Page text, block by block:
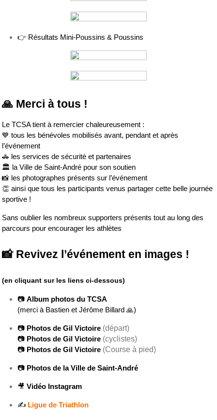
👉 Résultats Mini-Poussins & Poussins
🙏 Merci à tous !
Le TCSA tient à remercier chaleureusement :
💙 tous les bénévoles mobilisés avant, pendant et après
l’événement
🚓 les services de sécurité et partenaires
🏛️ la Ville de Saint-André pour son soutien
📸 les photographes présents sur l’événement
👏 ainsi que tous les participants venus partager cette belle journée
sportive !
Sans oublier les nombreux supporters présents tout au long des
parcours pour encourager les athlètes
📸 Revivez l’événement en images !
(en cliquant sur les liens ci-dessous)
📷 Album photos du TCSA
(merci à Bastien et Jérôme Billard 🙏)
📷 Photos de Gil Victoire (départ)
📷 Photos de Gil Victoire (cyclistes)
📷 Photos de Gil Victoire (Course à pied)
📷 Photos de la Ville de Saint-André
🎥 Vidéo Instagram
✍ Ligue de Triathlon